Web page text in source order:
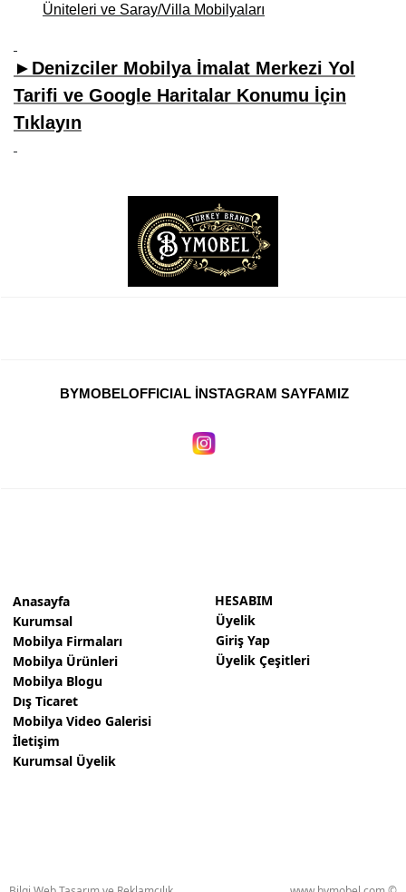
Üniteleri ve Saray/Villa Mobilyaları
►Denizciler Mobilya İmalat Merkezi Yol
Tarifi ve Google Haritalar Konumu İçin
Tıklayın
BYMOBELOFFICIAL İNSTAGRAM SAYFAMIZ
Anasayfa
Kurumsal
Mobilya Firmaları
Mobilya Ürünleri
Mobilya Blogu
Dış Ticaret
Mobilya Video Galerisi
İletişim
Kurumsal Üyelik
HESABIM
Üyelik
Giriş Yap
Üyelik Çeşitleri